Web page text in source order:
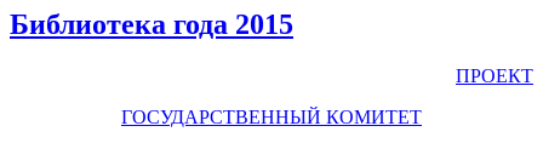
Библиотека года 2015
ПРОЕКТ
ГОСУДАРСТВЕННЫЙ КОМИТЕТ